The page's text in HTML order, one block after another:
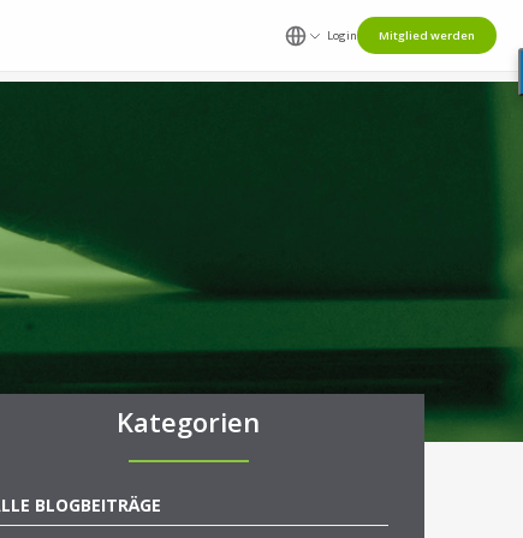
Login Mitglied werden
Kategorien
BLOGBEITRÄGE